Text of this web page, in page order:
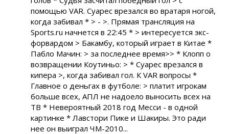
помощью VAR. Суарес врезался во вратаря ногой,
когда забивал * > - >. Прямая трансляция на
Sports.ru начнется в 22:45 * > интересуется экс-
форвардом > Бакамбу, который играет в Китае *
Пабло Мачин: > за последнее время>> * Клопп о
возвращении Коутиньо: > * Суарес врезался в
кипера >, когда забивал гол. К VAR вопросы *
Главное о деньгах в футболе: > платит игрокам
больше всех, АПЛ не надоело выносить всех на
ТВ * Невероятный 2018 год Месси - в одной
картинке * Лавстори Пике и Шакиры. Это ради
нее он выиграл ЧМ-2010...